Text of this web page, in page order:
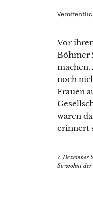
Vor
Böhmer
noch
Frauen
waren
erinnert
7. Dezember
So wohnt der